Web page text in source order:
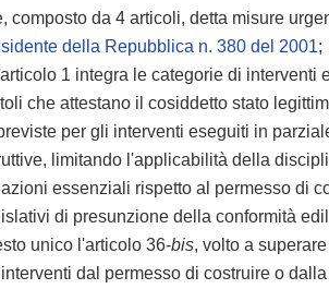
composto da 4 articoli, detta misure
della Repubblica n. 380 del 2001;
1 integra le categorie di
che attestano il cosiddetto stato
per gli interventi eseguiti in
limitando l'applicabilità della
essenziali rispetto al permesso di
di presunzione della conformità
unico l'articolo 36-bis, volto a
dal permesso di costruire o